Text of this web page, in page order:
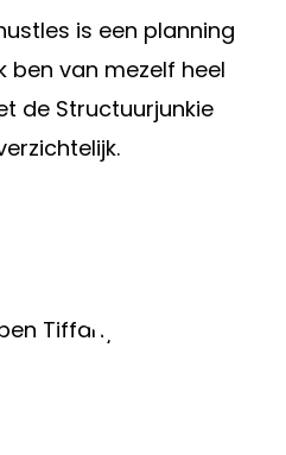
is een planning
ben van mezelf heel
de Structuurjunkie